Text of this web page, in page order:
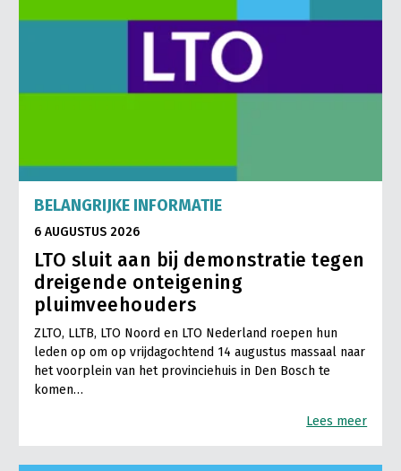
BELANGRIJKE INFORMATIE
6 AUGUSTUS 2026
LTO sluit aan bij demonstratie tegen
dreigende onteigening
pluimveehouders
ZLTO, LLTB, LTO Noord en LTO Nederland roepen hun
leden op om op vrijdagochtend 14 augustus massaal naar
het voorplein van het provinciehuis in Den Bosch te
komen…
Lees meer